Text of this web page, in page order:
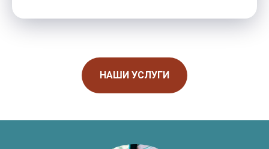
НАШИ УСЛУГИ
Контакты
Переезд